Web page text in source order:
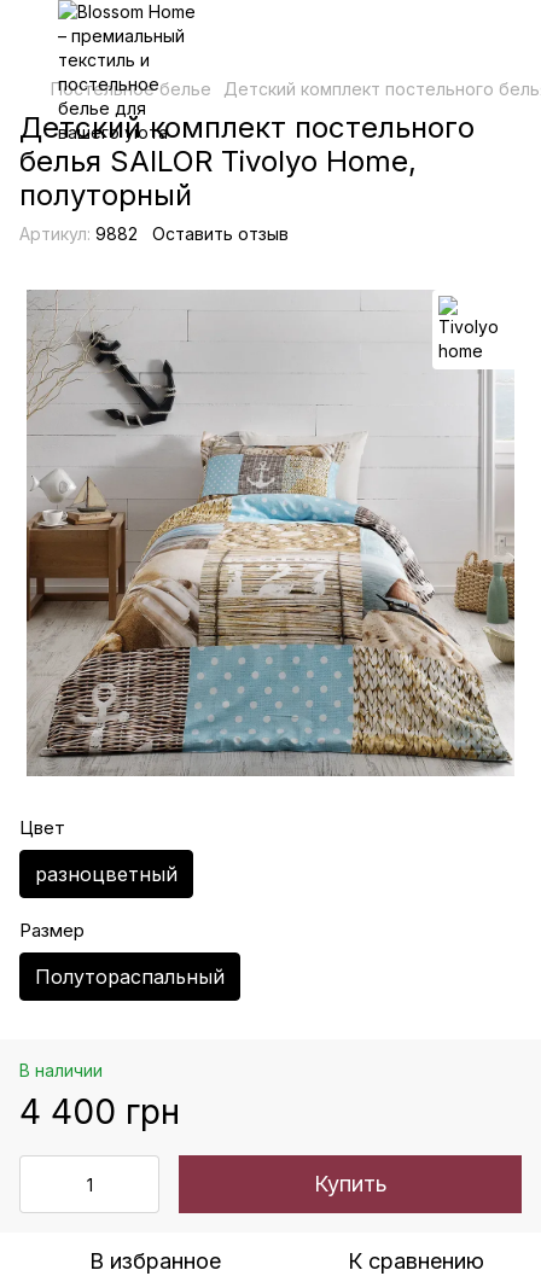
Постельное белье Детский комплект постельного
Детский комплект постельного
белья SAILOR Tivolyo Home,
полуторный
Артикул: 9882 Оставить отзыв
Цвет
разноцветный
Размер
Полутораспальный
В наличии
4 400 грн
Купить
В избранное К сравнению